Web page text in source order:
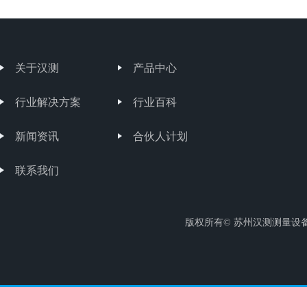
关于汉测 产品中心
行业解决方案 行业百科
新闻资讯 合伙人计划
联系我们
版权所有© 苏州汉测测量设